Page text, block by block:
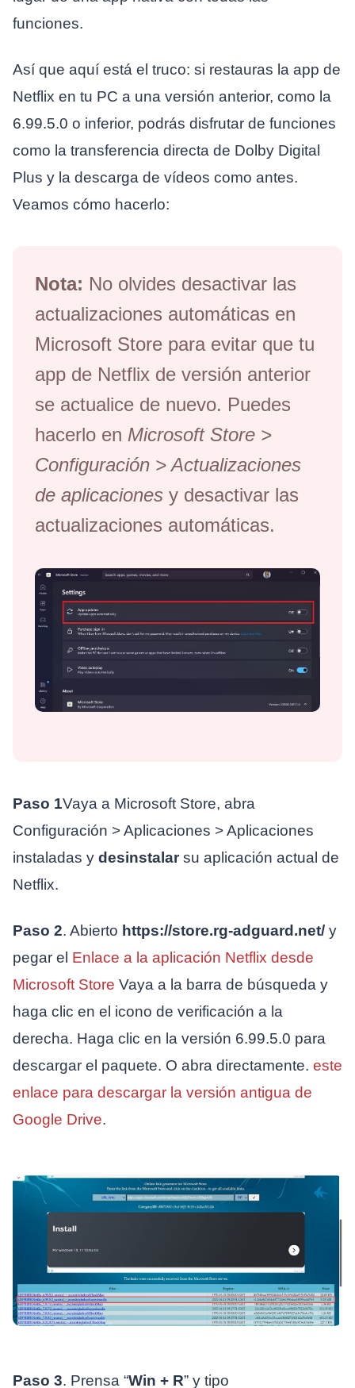
funciones.
Así que aquí está el truco: si restauras la app de
Netflix en tu PC a una versión anterior, como la
6.99.5.0 o inferior, podrás disfrutar de funciones
como la transferencia directa de Dolby Digital
Plus y la descarga de vídeos como antes.
Veamos cómo hacerlo:
Nota: No olvides desactivar las
actualizaciones automáticas en
Microsoft Store para evitar que tu
app de Netflix de versión anterior
se actualice de nuevo. Puedes
hacerlo en Microsoft Store >
Configuración > Actualizaciones
de aplicaciones y desactivar las
actualizaciones automáticas.
Paso 1Vaya a Microsoft Store, abra
Configuración > Aplicaciones > Aplicaciones
instaladas y desinstalar su aplicación actual de
Netflix.
Paso 2. Abierto https://store.rg-adguard.net/y
pegar el Enlace a la aplicación Netflix desde
Microsoft Store Vaya a la barra de búsqueda y
haga clic en el icono de verificación a la
derecha. Haga clic en la versión 6.99.5.0 para
descargar el paquete. O abra directamente. este
enlace para descargar la versión antigua de
Google Drive.
Paso 3. Prensa “Win + R” y tipo